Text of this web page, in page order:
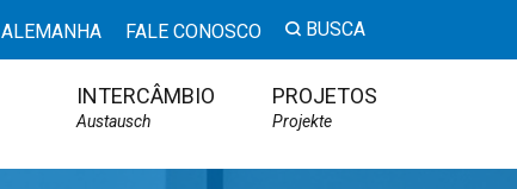
ALEMANHA FALE CONOSCO BUSCA
INTERCÂMBIO
Austausch
PROJETOS
Projekte